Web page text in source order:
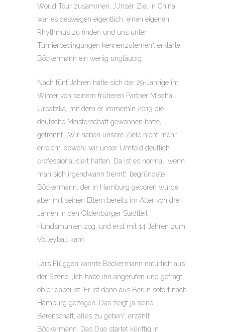
World Tour zusammen. „Unser Ziel in China
war es deswegen eigentlich, einen eigenen
Rhythmus zu finden und uns unter
Turnierbedingungen kennenzulernen“, erklärte
Böckermann ein wenig ungläubig.
Nach fünf Jahren hatte sich der 29-Jährige im
Winter von seinem früheren Partner Mischa
Urbatzka, mit dem er immerhin 2013 die
deutsche Meisterschaft gewonnen hatte,
getrennt. „Wir haben unsere Ziele nicht mehr
erreicht, obwohl wir unser Umfeld deutlich
professionalisiert hatten. Da ist es normal, wenn
man sich irgendwann trennt“, begründete
Böckermann, der in Hamburg geboren wurde,
aber mit seinen Eltern bereits im Alter von drei
Jahren in den Oldenburger Stadtteil
Hundsmühlen zog, und erst mit 14 Jahren zum
Volleyball kam.
Lars Flüggen kannte Böckermann natürlich aus
der Szene. „Ich habe ihn angerufen und gefragt,
ob er dabei ist. Er ist dann aus Berlin sofort nach
Hamburg gezogen. Das zeigt ja seine
Bereitschaft, alles zu geben“, erzählt
Böckermann. Das Duo startet künftig in